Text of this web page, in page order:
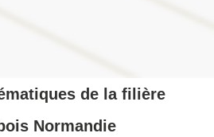
de la filière
Normandie